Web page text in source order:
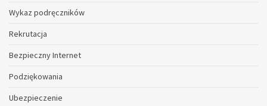
Wykaz podręczników
Rekrutacja
Bezpieczny Internet
Podziękowania
Ubezpieczenie